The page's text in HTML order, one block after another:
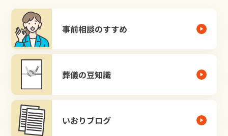
事前相談のすすめ
葬儀の豆知識
いおりブログ